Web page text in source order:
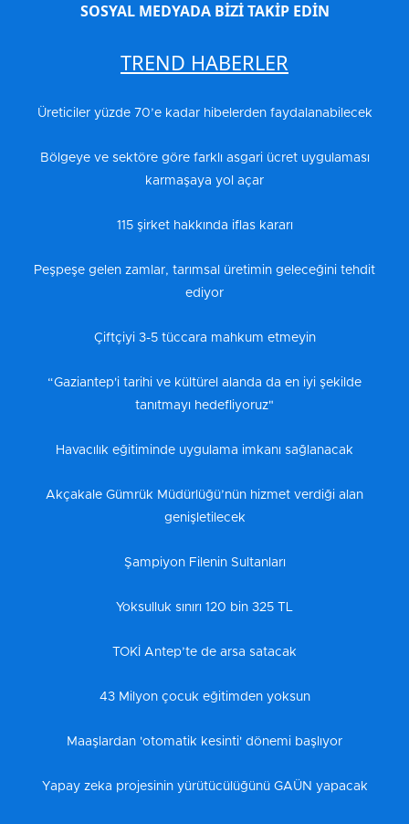
SOSYAL MEDYADA BİZİ TAKİP EDİN
TREND HABERLER
Üreticiler yüzde 70’e kadar hibelerden faydalanabilecek
Bölgeye ve sektöre göre farklı asgari ücret uygulaması
karmaşaya yol açar
115 şirket hakkında iflas kararı
Peşpeşe gelen zamlar, tarımsal üretimin geleceğini tehdit
ediyor
Çiftçiyi 3-5 tüccara mahkum etmeyin
“Gaziantep'i tarihi ve kültürel alanda da en iyi şekilde
tanıtmayı hedefliyoruz"
Havacılık eğitiminde uygulama imkanı sağlanacak
Akçakale Gümrük Müdürlüğü’nün hizmet verdiği alan
genişletilecek
Şampiyon Filenin Sultanları
Yoksulluk sınırı 120 bin 325 TL
TOKİ Antep’te de arsa satacak
43 Milyon çocuk eğitimden yoksun
Maaşlardan 'otomatik kesinti' dönemi başlıyor
Yapay zeka projesinin yürütücülüğünü GAÜN yapacak